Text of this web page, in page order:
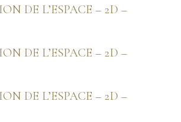
DE L’ESPACE – 2D –
DE L’ESPACE – 2D –
DE L’ESPACE – 2D –